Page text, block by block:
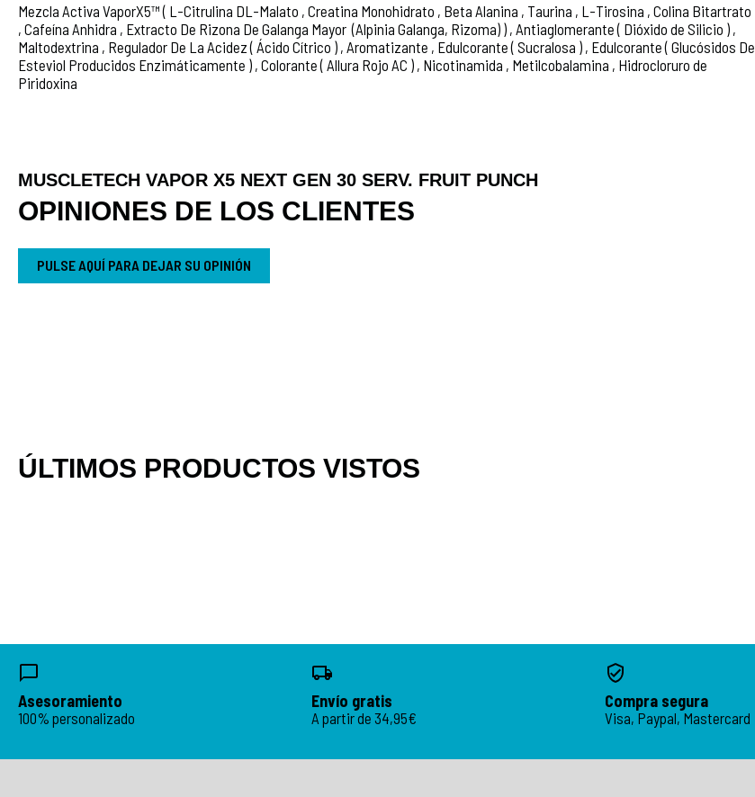
Mezcla Activa VaporX5™ ( L-Citrulina DL-Malato , Creatina Monohidrato , Beta Alanina , Taurina , L-Tirosina , Colina Bitartrato
, Cafeína Anhidra , Extracto De Rizona De Galanga Mayor (Alpinia Galanga, Rizoma) ) , Antiaglomerante ( Dióxido de Silicio ) ,
Maltodextrina , Regulador De La Acidez ( Ácido Cítrico ) , Aromatizante , Edulcorante ( Sucralosa ) , Edulcorante ( Glucósidos De
Esteviol Producidos Enzimáticamente ) , Colorante ( Allura Rojo AC ) , Nicotinamida , Metilcobalamina , Hidrocloruro de
Piridoxina
MUSCLETECH VAPOR X5 NEXT GEN 30 SERV. FRUIT PUNCH
OPINIONES DE LOS CLIENTES
PULSE AQUÍ PARA DEJAR SU OPINIÓN
ÚLTIMOS PRODUCTOS VISTOS
Asesoramiento
100% personalizado
Envío gratis
A partir de 34,95€
Compra segura
Visa, Paypal, Mastercard